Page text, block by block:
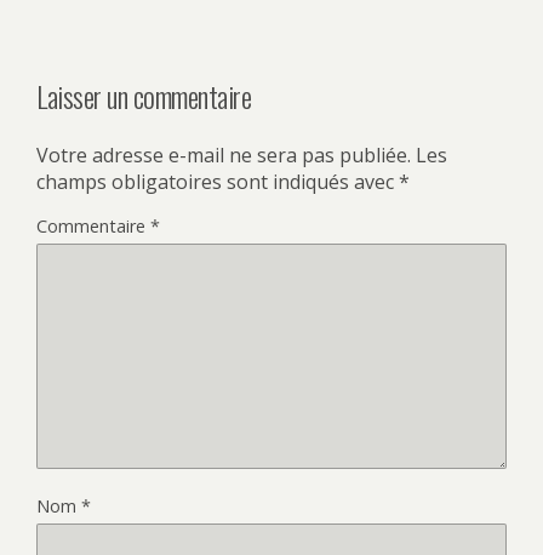
Laisser un commentaire
Votre adresse e-mail ne sera pas publiée. Les
champs obligatoires sont indiqués avec*
Commentaire *
Nom *